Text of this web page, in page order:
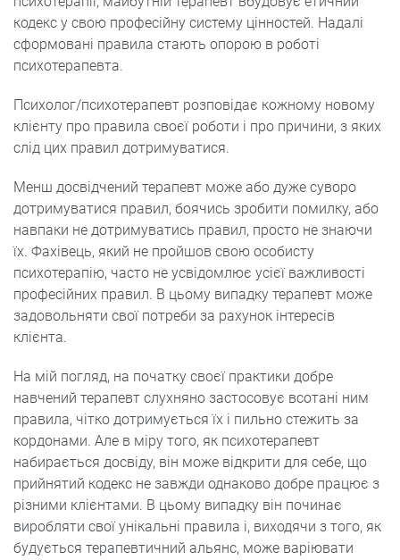
кодекс у свою професійну систему цінностей. Надалі
сформовані правила стають опорою в роботі
психотерапевта.
Психолог/психотерапевт розповідає кожному новому
клієнту про правила своєї роботи і про причини, з яких
слід цих правил дотримуватися.
Менш досвідчений терапевт може або дуже суворо
дотримуватися правил, боячись зробити помилку, або
навпаки не дотримуватись правил, просто не знаючи
їх. Фахівець, який не пройшов свою особисту
психотерапію, часто не усвідомлює усієї важливості
професійних правил. В цьому випадку терапевт може
задовольняти свої потреби за рахунок інтересів
клієнта.
На мій погляд, на початку своєї практики добре
навчений терапевт слухняно застосовує всотані ним
правила, чітко дотримується їх і пильно стежить за
кордонами. Але в міру того, як психотерапевт
набирається досвіду, він може відкрити для себе, що
прийнятий кодекс не завжди однаково добре працює з
різними клієнтами. В цьому випадку він починає
виробляти свої унікальні правила і, виходячи з того, як
будується терапевтичний альянс, може варіювати